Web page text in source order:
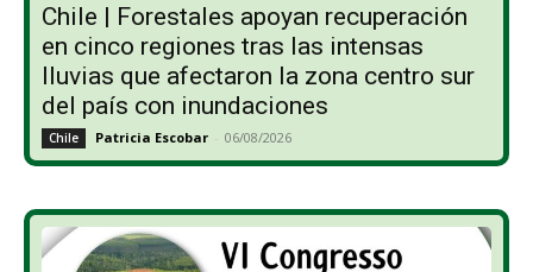
Chile | Forestales apoyan recuperación
en cinco regiones tras las intensas
lluvias que afectaron la zona centro sur
del país con inundaciones
Chile Patricia Escobar - 06/08/2026